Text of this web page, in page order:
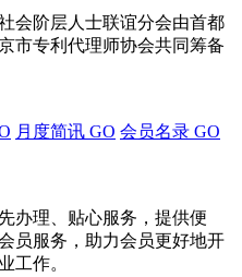
会阶层人士联谊分会由首都
市专利代理师协会共同筹备
月度简讯 GO 会员名录 GO
办理、贴心服务，提供便
员服务，助力会员更好地开
工作。